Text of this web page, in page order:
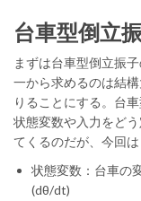
台車型倒立
まずは台車型倒立振
一から求めるのは結
りることにする。台
状態変数や入力をど
てくるのだが、今回は
状態変数：台車の
(dθ/dt)